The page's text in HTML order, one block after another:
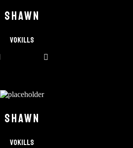
SHAWN
Vokills
SHAWN
Vokills